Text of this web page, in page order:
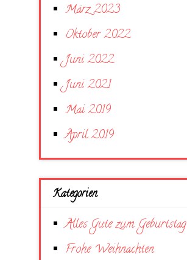
März 2023
Oktober 2022
Juni 2022
Juni 2021
Mai 2019
April 2019
Kategorien
Alles Gute zum Geburtstag
Frohe Weihnachten